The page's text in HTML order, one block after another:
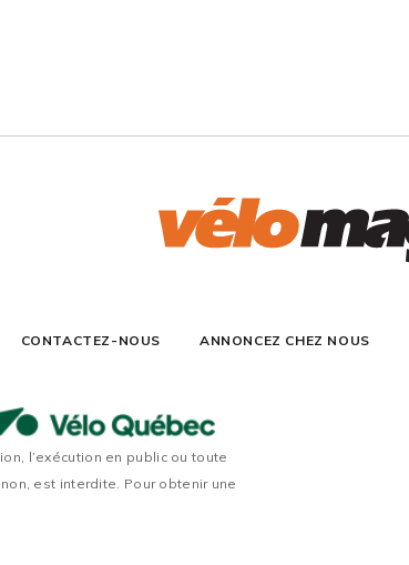
CONTACTEZ-NOUS ANNONCEZ CHEZ NOUS
l’exécution en public ou toute
est interdite. Pour obtenir une